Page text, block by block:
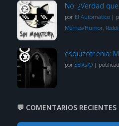
No. ¿Verdad
por El Automático|
Memes/Humor,
esquizofr.enia:
por SERGIO|
💬 COMENTARIOS RECIENTES